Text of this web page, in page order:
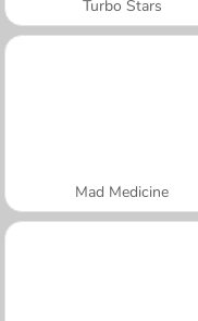
Turbo Stars
Mad Medicine